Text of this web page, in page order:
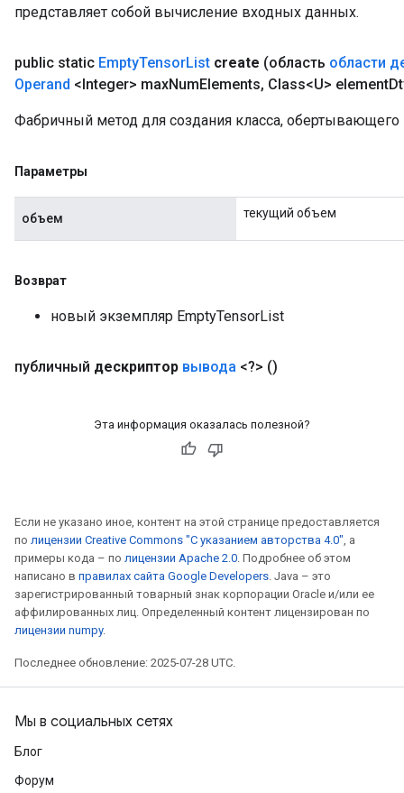
представляет собой вычисление входных данных.
public static EmptyTensorList create (область области
Operand <Integer> maxNumElements, Class<U> element
Фабричный метод для создания класса,
Параметры
объем текущий объем
Возврат
новый экземпляр EmptyTensorList
публичный дескриптор вывода <?> ()
Эта информация оказалась полезной?
Если не указано иное, контент на этой странице предоставляется
по лицензии Creative Commons "С указанием авторства 4.0", а
примеры кода – по лицензии Apache 2.0. Подробнее об этом
написано в правилах сайта Google Developers. Java – это
зарегистрированный товарный знак корпорации Oracle и/или ее
аффилированных лиц. Определенный контент лицензирован по
лицензии numpy.
Последнее обновление: 2025-07-28 UTC.
Мы в социальных сетях
Блог
Форум